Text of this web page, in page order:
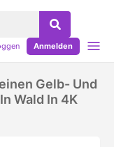
Anmelden
Gelb- Und
Wald In 4K